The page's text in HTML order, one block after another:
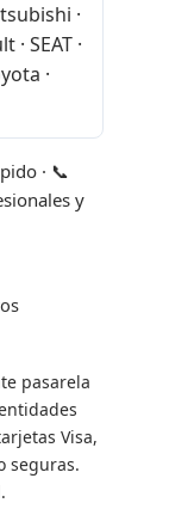
·
SEAT ·
·
· 📞
y
pasarela
Visa,
seguras.